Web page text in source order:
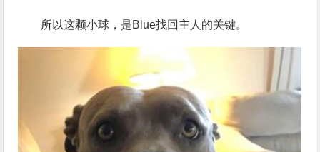
所以这颗小球，是Blue找回主人的关键。